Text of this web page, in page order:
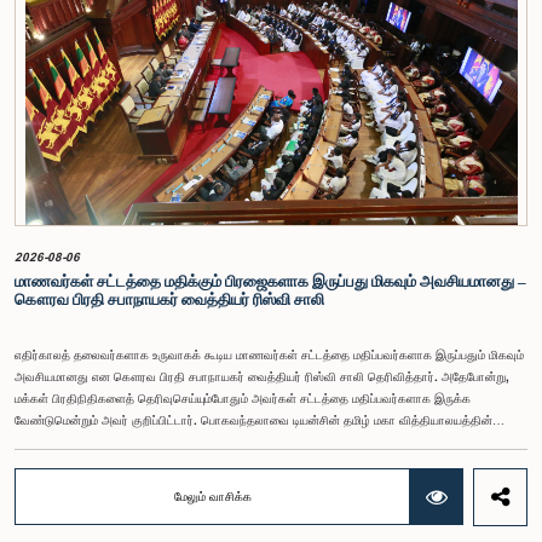
ரீதியான செயல்திறனை மேம்படுத்துதல், நீர் வழங்கல் சேவைகளின் முகாமைத்துவத்தை மேலும்
ஒழுங்குபடுத்துதல் மற்றும் சபையின் பொறுப்புகளை விரிவுபடுத்துதல் ஆகியவை நோக்கமாகக்
கொண்டுள்ளதாக தெரிவிக்கப்பட்டுள்ளது.
2026-08-06
மாணவர்கள் சட்டத்தை மதிக்கும் பிரஜைகளாக இருப்பது மிகவும் அவசியமானது –
கௌரவ பிரதி சபாநாயகர் வைத்தியர் ரிஸ்வி சாலி
எதிர்காலத் தலைவர்களாக உருவாகக் கூடிய மாணவர்கள் சட்டத்தை மதிப்பவர்களாக இருப்பதும் மிகவும்
அவசியமானது என கௌரவ பிரதி சபாநாயகர் வைத்தியர் ரிஸ்வி சாலி தெரிவித்தார். அதேபோன்று,
மக்கள் பிரதிநிதிகளைத் தெரிவுசெய்யும்போதும் அவர்கள் சட்டத்தை மதிப்பவர்களாக இருக்க
வேண்டுமென்றும் அவர் குறிப்பிட்டார். பொகவந்தலாவை டியன்சின் தமிழ் மகா வித்தியாலயத்தின்
உரையாற்றும்போதே பிரதி சபாநாயகர் இதனைத் தெரிவித்தார்.பொகவந்தலாவை டியன்சின் தமிழ் மகா
வித்தியாலயத்தின் மாணவர் பாராளுமன்ற நடவடிக்கைகள் தொடர்பான நடைமுறை அனுபவத்தையும்
ஜனநாயக ஆட்சி செயன்முறை தொடர்பான புரிதலையும் வழங்கும் நோக்கில் ஜனாதிபதி செயலகம்,
மேலும் வாசிக்க